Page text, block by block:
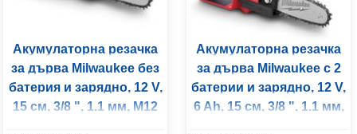
Акумулаторна резачка
за дърва Milwaukee без
батерия и зарядно, 12 V,
15 см, 3/8 ", 1.1 мм, M12
Акумулаторна резачка
за дърва Milwaukee с 2
батерии и зарядно, 12 V,
6 Ah, 15 см, 3/8 ", 1.1 мм,